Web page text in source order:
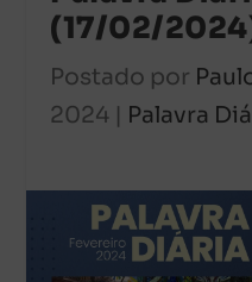
(17/02/
Postado por
2024 | Palavra